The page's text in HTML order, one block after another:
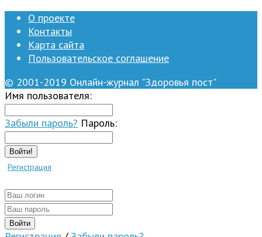
О проекте
Контакты
Карта сайта
Пользовательское соглашение
© 2001-2019 Онлайн-журнал "Здоровья пост"
Имя пользователя:
Забыли пароль? Пароль:
Войти!
Регистрация